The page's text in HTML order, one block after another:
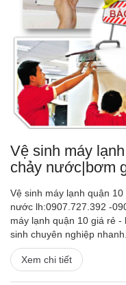
Vệ sinh máy
chảy nước|bơm
Vệ sinh máy lạnh quận
nước lh:0907.727.392 -
máy lạnh quận 10 giá rẻ
sinh chuyên nghiệp
Xem chi tiết